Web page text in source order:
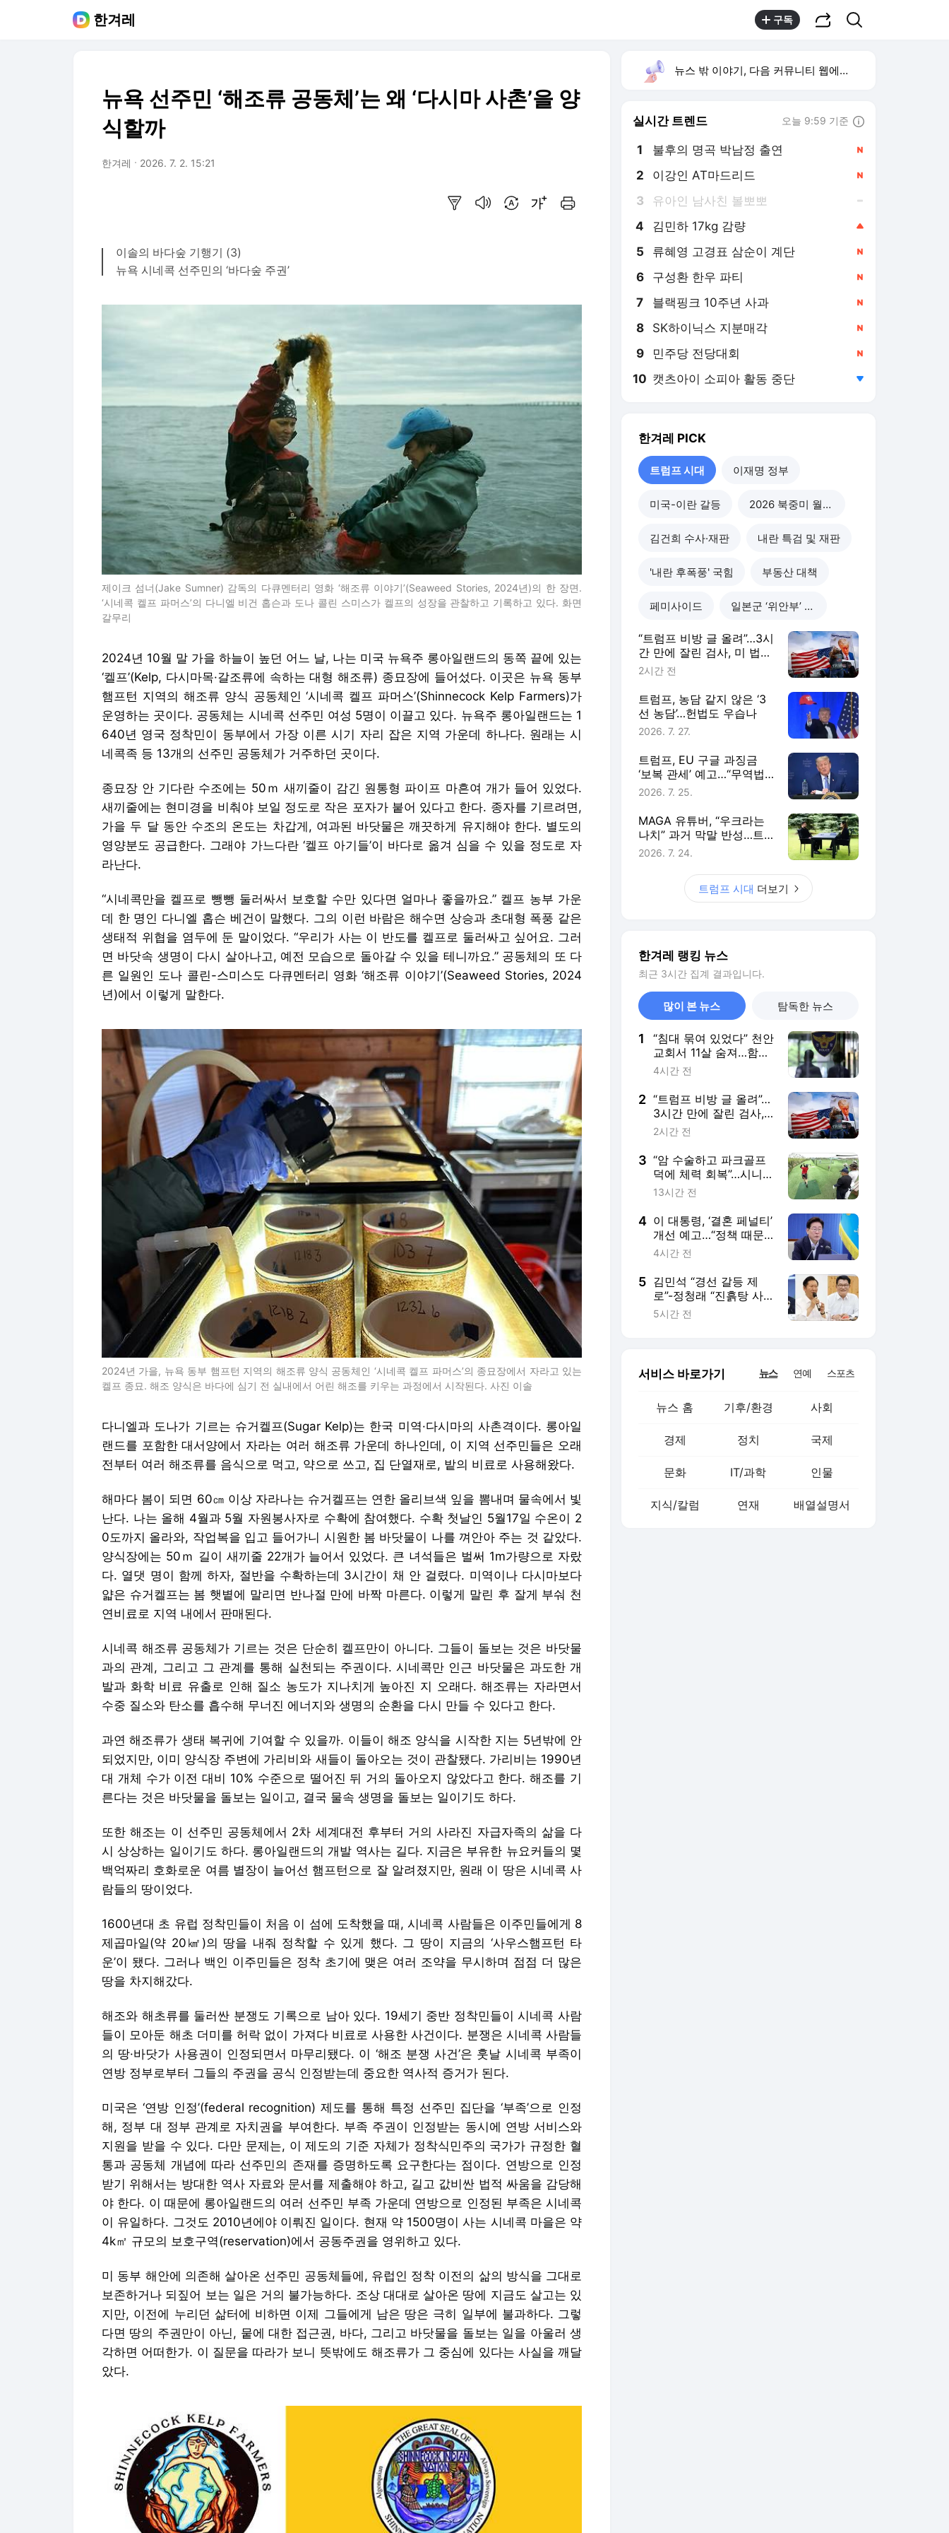
한겨레 구독
뉴욕 선주민 ‘해조류 공동체’는 왜 ‘다시마 사촌’을 양
식할까
한겨레 2026. 7. 2. 15:21
이솔의 바다숲 기행기 (3)
뉴욕 시네콕 선주민의 ‘바다숲 주권’
제이크 섬너(Jake Sumner) 감독의 다큐멘터리 영화 ‘해조류 이야기’(Seaweed Stories, 2024년)의 한 장면.
‘시네콕 켈프 파머스’의 다니엘 비건 홉슨과 도나 콜린 스미스가 켈프의 성장을 관찰하고 기록하고 있다. 화면
갈무리
2024년 10월 말 가을 하늘이 높던 어느 날, 나는 미국 뉴욕주 롱아일랜드의 동쪽 끝에 있는
‘켈프’(Kelp, 다시마목·갈조류에 속하는 대형 해조류) 종묘장에 들어섰다. 이곳은 뉴욕 동부
햄프턴 지역의 해조류 양식 공동체인 ‘시네콕 켈프 파머스’(Shinnecock Kelp Farmers)가
운영하는 곳이다. 공동체는 시네콕 선주민 여성 5명이 이끌고 있다. 뉴욕주 롱아일랜드는 1
640년 영국 정착민이 동부에서 가장 이른 시기 자리 잡은 지역 가운데 하나다. 원래는 시
네콕족 등 13개의 선주민 공동체가 거주하던 곳이다.
종묘장 안 기다란 수조에는 50ｍ 새끼줄이 감긴 원통형 파이프 마흔여 개가 들어 있었다.
새끼줄에는 현미경을 비춰야 보일 정도로 작은 포자가 붙어 있다고 한다. 종자를 기르려면,
가을 두 달 동안 수조의 온도는 차갑게, 여과된 바닷물은 깨끗하게 유지해야 한다. 별도의
영양분도 공급한다. 그래야 가느다란 ‘켈프 아기들’이 바다로 옮겨 심을 수 있을 정도로 자
라난다.
“시네콕만을 켈프로 뺑뺑 둘러싸서 보호할 수만 있다면 얼마나 좋을까요.” 켈프 농부 가운
데 한 명인 다니엘 홉슨 베건이 말했다. 그의 이런 바람은 해수면 상승과 초대형 폭풍 같은
생태적 위협을 염두에 둔 말이었다. “우리가 사는 이 반도를 켈프로 둘러싸고 싶어요. 그러
면 바닷속 생명이 다시 살아나고, 예전 모습으로 돌아갈 수 있을 테니까요.” 공동체의 또 다
른 일원인 도나 콜린-스미스도 다큐멘터리 영화 ‘해조류 이야기’(Seaweed Stories, 2024
년)에서 이렇게 말한다.
2024년 가을, 뉴욕 동부 햄프턴 지역의 해조류 양식 공동체인 ‘시네콕 켈프 파머스’의 종묘장에서 자라고 있는
켈프 종묘. 해조 양식은 바다에 심기 전 실내에서 어린 해조를 키우는 과정에서 시작된다. 사진 이솔
다니엘과 도나가 기르는 슈거켈프(Sugar Kelp)는 한국 미역·다시마의 사촌격이다. 롱아일
랜드를 포함한 대서양에서 자라는 여러 해조류 가운데 하나인데, 이 지역 선주민들은 오래
전부터 여러 해조류를 음식으로 먹고, 약으로 쓰고, 집 단열재로, 밭의 비료로 사용해왔다.
해마다 봄이 되면 60㎝ 이상 자라나는 슈거켈프는 연한 올리브색 잎을 뽐내며 물속에서 빛
난다. 나는 올해 4월과 5월 자원봉사자로 수확에 참여했다. 수확 첫날인 5월17일 수온이 2
0도까지 올라와, 작업복을 입고 들어가니 시원한 봄 바닷물이 나를 껴안아 주는 것 같았다.
양식장에는 50ｍ 길이 새끼줄 22개가 늘어서 있었다. 큰 녀석들은 벌써 1m가량으로 자랐
다. 열댓 명이 함께 하자, 절반을 수확하는데 3시간이 채 안 걸렸다. 미역이나 다시마보다
얇은 슈거켈프는 봄 햇볕에 말리면 반나절 만에 바짝 마른다. 이렇게 말린 후 잘게 부숴 천
연비료로 지역 내에서 판매된다.
시네콕 해조류 공동체가 기르는 것은 단순히 켈프만이 아니다. 그들이 돌보는 것은 바닷물
과의 관계, 그리고 그 관계를 통해 실천되는 주권이다. 시네콕만 인근 바닷물은 과도한 개
발과 화학 비료 유출로 인해 질소 농도가 지나치게 높아진 지 오래다. 해조류는 자라면서
수중 질소와 탄소를 흡수해 무너진 에너지와 생명의 순환을 다시 만들 수 있다고 한다.
과연 해조류가 생태 복귀에 기여할 수 있을까. 이들이 해조 양식을 시작한 지는 5년밖에 안
되었지만, 이미 양식장 주변에 가리비와 새들이 돌아오는 것이 관찰됐다. 가리비는 1990년
대 개체 수가 이전 대비 10% 수준으로 떨어진 뒤 거의 돌아오지 않았다고 한다. 해조를 기
른다는 것은 바닷물을 돌보는 일이고, 결국 물속 생명을 돌보는 일이기도 하다.
또한 해조는 이 선주민 공동체에서 2차 세계대전 후부터 거의 사라진 자급자족의 삶을 다
시 상상하는 일이기도 하다. 롱아일랜드의 개발 역사는 길다. 지금은 부유한 뉴요커들의 몇
백억짜리 호화로운 여름 별장이 늘어선 햄프턴으로 잘 알려졌지만, 원래 이 땅은 시네콕 사
람들의 땅이었다.
1600년대 초 유럽 정착민들이 처음 이 섬에 도착했을 때, 시네콕 사람들은 이주민들에게 8
제곱마일(약 20㎢)의 땅을 내줘 정착할 수 있게 했다. 그 땅이 지금의 ‘사우스햄프턴 타
운’이 됐다. 그러나 백인 이주민들은 정착 초기에 맺은 여러 조약을 무시하며 점점 더 많은
땅을 차지해갔다.
해조와 해초류를 둘러싼 분쟁도 기록으로 남아 있다. 19세기 중반 정착민들이 시네콕 사람
들이 모아둔 해초 더미를 허락 없이 가져다 비료로 사용한 사건이다. 분쟁은 시네콕 사람들
의 땅·바닷가 사용권이 인정되면서 마무리됐다. 이 ‘해조 분쟁 사건’은 훗날 시네콕 부족이
연방 정부로부터 그들의 주권을 공식 인정받는데 중요한 역사적 증거가 된다.
미국은 ‘연방 인정’(federal recognition) 제도를 통해 특정 선주민 집단을 ‘부족’으로 인정
해, 정부 대 정부 관계로 자치권을 부여한다. 부족 주권이 인정받는 동시에 연방 서비스와
지원을 받을 수 있다. 다만 문제는, 이 제도의 기준 자체가 정착식민주의 국가가 규정한 혈
통과 공동체 개념에 따라 선주민의 존재를 증명하도록 요구한다는 점이다. 연방으로 인정
받기 위해서는 방대한 역사 자료와 문서를 제출해야 하고, 길고 값비싼 법적 싸움을 감당해
야 한다. 이 때문에 롱아일랜드의 여러 선주민 부족 가운데 연방으로 인정된 부족은 시네콕
이 유일하다. 그것도 2010년에야 이뤄진 일이다. 현재 약 1500명이 사는 시네콕 마을은 약
4k㎡ 규모의 보호구역(reservation)에서 공동주권을 영위하고 있다.
미 동부 해안에 의존해 살아온 선주민 공동체들에, 유럽인 정착 이전의 삶의 방식을 그대로
보존하거나 되짚어 보는 일은 거의 불가능하다. 조상 대대로 살아온 땅에 지금도 살고는 있
지만, 이전에 누리던 삶터에 비하면 이제 그들에게 남은 땅은 극히 일부에 불과하다. 그렇
다면 땅의 주권만이 아닌, 뭍에 대한 접근권, 바다, 그리고 바닷물을 돌보는 일을 아울러 생
각하면 어떠한가. 이 질문을 따라가 보니 뜻밖에도 해조류가 그 중심에 있다는 사실을 깨달
았다.
뉴스 밖 이야기, 다음 커뮤니티 웹에서 보기
실시간 트렌드 오늘 9:59 기준
1 불후의 명곡 박남정 출연
2 이강인 AT마드리드
3 유아인 남사친 볼뽀뽀
4 김민하 17kg 감량
5 류혜영 고경표 삼순이 계단
6 구성환 한우 파티
7 블랙핑크 10주년 사과
8 SK하이닉스 지분매각
9 민주당 전당대회
10 캣츠아이 소피아 활동 중단
한겨레 PICK
트럼프 시대 이재명 정부
미국-이란 갈등 2026 북중미 월드컵
김건희 수사·재판 내란 특검 및 재판
'내란 후폭풍' 국힘 부동산 대책
페미사이드 일본군 ‘위안부’ 피해
“트럼프 비방 글 올려”…3시
간 만에 잘린 검사, 미 법무
부 상대 소송
2시간 전
트럼프, 농담 같지 않은 ‘3
선 농담’…헌법도 우습나
2026. 7. 27.
트럼프, EU 구글 과징금
‘보복 관세’ 예고…“무역법
301조 조사 개시”
2026. 7. 25.
MAGA 유튜버, “우크라는
나치” 과거 막말 반성…트
럼프 “잘했어!!!”
2026. 7. 24.
트럼프 시대 더보기
한겨레 랭킹 뉴스
최근 3시간 집계 결과입니다.
많이 본 뉴스 탐독한 뉴스
1
“침대 묶여 있었다” 천안
교회서 11살 숨져…함께
지내던 신도들 수사
4시간 전
2 “트럼프 비방 글 올려”…
3시간 만에 잘린 검사,
미 법무부 상대 소송
2시간 전
3 “암 수술하고 파크골프
덕에 체력 회복”…시니어
전신 운동으로 각광
13시간 전
4 이 대통령, ‘결혼 페널티’
개선 예고…“정책 때문
에 망설이는 일 없어야”
4시간 전
5 김민석 “경선 갈등 제
로”-정청래 “진흙탕 사
과부터”…제주 순회경선
5시간 전
서비스 바로가기 뉴스 연예 스포츠
뉴스 홈 기후/환경 사회
경제 정치 국제
문화 IT/과학 인물
지식/칼럼 연재 배열설명서